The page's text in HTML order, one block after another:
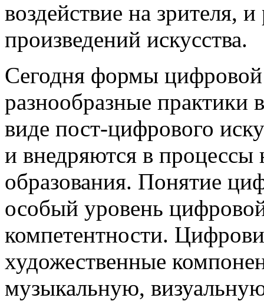
воздействие на
произведений искусства.
Сегодня формы цифровой
разнообразные практики
виде пост-цифрового
и внедряются в процессы
образования. Понятие
особый уровень
компетентности.
художественные
музыкальную,